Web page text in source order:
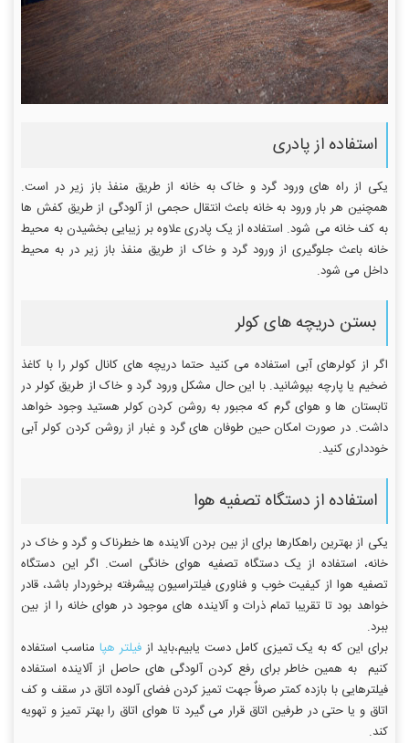
استفاده از پادری
یکی از راه های ورود گرد و خاک به خانه از طریق منفذ باز زیر در است.
همچنین هر بار ورود به خانه باعث انتقال حجمی از آلودگی از طریق کفش ها
به کف خانه می شود. استفاده از یک پادری علاوه بر زیبایی بخشیدن به محیط
خانه باعث جلوگیری از ورود گرد و خاک از طریق منفذ باز زیر در به محیط
داخل می شود.
بستن دریچه های کولر
اگر از کولرهای آبی استفاده می کنید حتما دریچه های کانال کولر را با کاغذ
ضخیم یا پارچه بپوشانید. با این حال مشکل ورود گرد و خاک از طریق کولر در
تابستان ها و هوای گرم که مجبور به روشن کردن کولر هستید وجود خواهد
داشت. در صورت امکان حین طوفان های گرد و غبار از روشن کردن کولر آبی
خودداری کنید.
استفاده از دستگاه تصفیه هوا
یکی از بهترین راهکارها برای از بین بردن آلاینده ها خطرناک و گرد و خاک در
خانه، استفاده از یک دستگاه تصفیه هوای خانگی است. اگر این دستگاه
تصفیه هوا از کیفیت خوب و فناوری فیلتراسیون پیشرفته برخوردار باشد، قادر
خواهد بود تا تقریبا تمام ذرات و آلاینده های موجود در هوای خانه را از بین
ببرد.
برای این که به یک تمیزی کامل دست یابیم،باید ازفیلتر هپا مناسب استفاده
کنیم به همین خاطر برای رفع کردن آلودگی های حاصل از آلاینده استفاده
فیلترهایی با بازده کمتر صرفاٌ جهت تمیز کردن فضای آلوده اتاق در سقف و کف
اتاق و یا حتی در طرفین اتاق قرار می گیرد تا هوای اتاق را بهتر تمیز و تهویه
کند.